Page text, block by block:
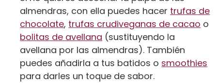
almendras, con ella puedes hacer trufas de
chocolate, trufas crudiveganas de cacao o
bolitas de avellana (sustituyendo la
avellana por las almendras). También
puedes añadirla a tus batidos o smoothies
para darles un toque de sabor.